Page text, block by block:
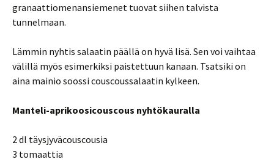
granaattiomenansiemenet tuovat siihen talvista
tunnelmaan.
Lämmin nyhtis salaatin päällä on hyvä lisä. Sen voi vaihtaa
välillä myös esimerkiksi paistettuun kanaan. Tsatsiki on
aina mainio soossi couscoussalaatin kylkeen.
Manteli-aprikoosicouscous nyhtökauralla
2 dl täysjyväcouscousia
3 tomaattia